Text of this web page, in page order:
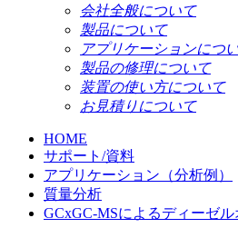
会社全般について
製品について
アプリケーションにつ
製品の修理について
装置の使い方について
お見積りについて
HOME
サポート/資料
アプリケーション（分析例）
質量分析
GCxGC-MSによるディーゼ